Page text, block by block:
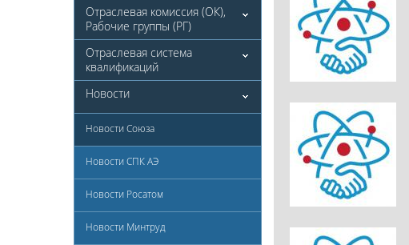
Отраслевая комиссия (ОК),
Рабочие группы (РГ)
Отраслевая система
квалификаций
Новости
Новости Союза
Новости СПК АЭ
Новости Росатом
Новости Минтруд